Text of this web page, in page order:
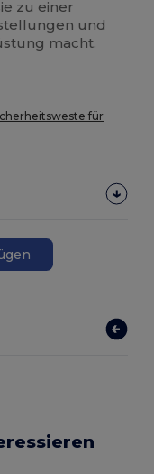
zu einer
und
macht.
für